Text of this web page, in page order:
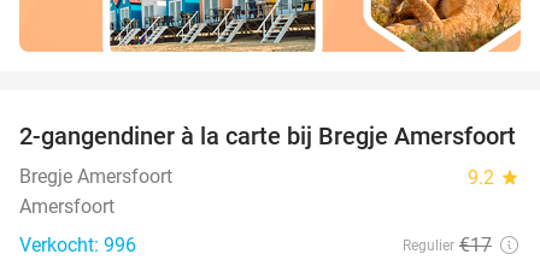
12%
2-gangendiner à la carte bij Bregje Amersfoort
Bregje Amersfoort 9.2 star
Amersfoort
Verkocht: 996
Regulier €17